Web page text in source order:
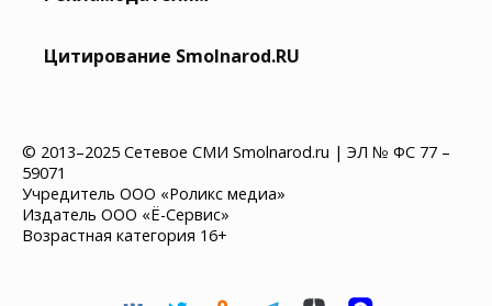
Цитирование Smolnarod.RU
© 2013–2025 Сетевое СМИ Smolnarod.ru | ЭЛ № ФС 77 –
59071
Учредитель ООО «Роликс медиа»
Издатель ООО «Ё-Сервис»
Возрастная категория 16+